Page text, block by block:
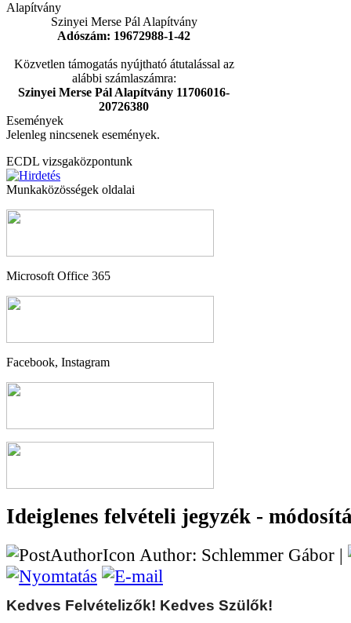
Alapítvány
Szinyei Merse Pál Alapítvány
Adószám: 19672988-1-42
Közvetlen támogatás nyújtható átutalással az
alábbi számlaszámra:
Szinyei Merse Pál Alapítvány 11706016-
20726380
Események
Jelenleg nincsenek események.
ECDL vizsgaközpontunk
Munkaközösségek oldalai
Microsoft Office 365
Facebook, Instagram
Ideiglenes felvételi jegyzék -
Author: Schlemmer Gábor |
Kedves Felvételizők! Kedves Szülők!